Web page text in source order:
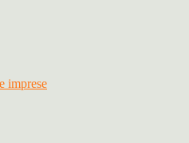
imprese